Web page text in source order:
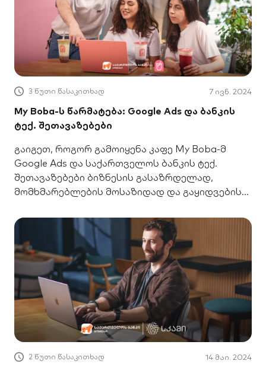
3 წუთი წასაკითხად 7 ივნ. 2024
My Boba-ს წარმატება: Google Ads და ბანკის
ტექ. შეთავაზებები
გაიგეთ, როგორ გამოიყენა კაფე My Boba-მ
Google Ads და საქართველოს ბანკის ტექ.
შეთავაზებები ბიზნესის გასაზრდელად,
მომხმარებლების მოსაზიდად და გაყიდვების
2 წუთი წასაკითხად 14 მაი. 2024